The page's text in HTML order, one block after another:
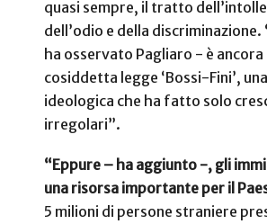
quasi sempre, il tratto
dell’odio e della discriminazione.
ha osservato Pagliaro - è ancora
cosiddetta legge ‘Bossi-Fini’,
ideologica che ha fatto solo
irregolari”.
“Eppure – ha aggiunto -, gli
una risorsa importante per il
5 milioni di persone straniere